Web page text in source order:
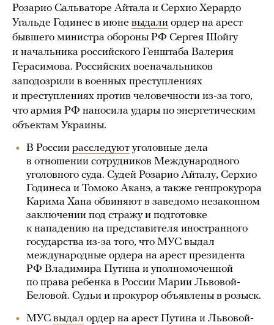
Розарио Сальваторе Айтала и Серхио Херардо
Угальде Годинес в июне выдали ордер на арест
бывшего министра обороны РФ Сергея Шойгу
и начальника российского Генштаба Валерия
Герасимова. Российских военачальников
заподозрили в военных преступлениях
и преступлениях против человечности из-за того,
что армия РФ наносила удары по энергетическим
объектам Украины.
В России расследуют уголовные дела
в отношении сотрудников Международного
уголовного суда. Судей Розарио Айталу, Серхио
Годинеса и Томоко Аканэ, а также генпрокурора
Карима Хана обвиняют в заведомо незаконном
заключении под стражу и подготовке
к нападению на представителя иностранного
государства из-за того, что МУС выдал
международные ордера на арест президента
РФ Владимира Путина и уполномоченной
по права ребенка в России Марии Львовой-
Беловой. Судьи и прокурор объявлены в розыск.
МУС выдал ордер на арест Путина и Львовой-